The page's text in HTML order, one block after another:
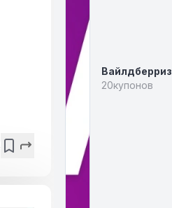
Вайлдберриз
20купонов